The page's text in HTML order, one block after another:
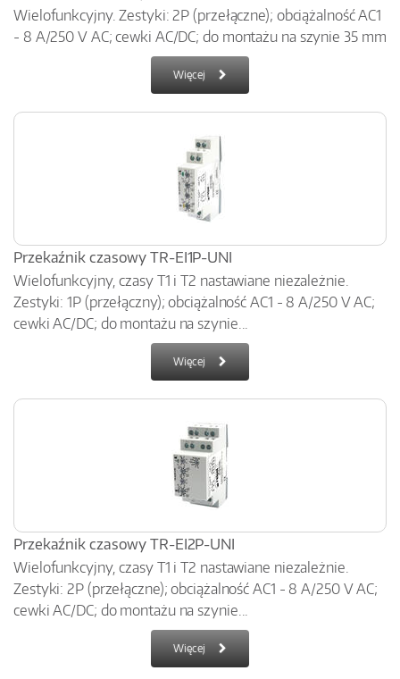
Wielofunkcyjny. Zestyki: 2P (przełączne); obciążalność AC1
- 8 A/250 V AC; cewki AC/DC; do montażu na szynie 35 mm
Więcej
Przekaźnik czasowy TR-EI1P-UNI
Wielofunkcyjny, czasy T1 i T2 nastawiane niezależnie.
Zestyki: 1P (przełączny); obciążalność AC1 - 8 A/250 V AC;
cewki AC/DC; do montażu na szynie...
Więcej
Przekaźnik czasowy TR-EI2P-UNI
Wielofunkcyjny, czasy T1 i T2 nastawiane niezależnie.
Zestyki: 2P (przełączne); obciążalność AC1 - 8 A/250 V AC;
cewki AC/DC; do montażu na szynie...
Więcej